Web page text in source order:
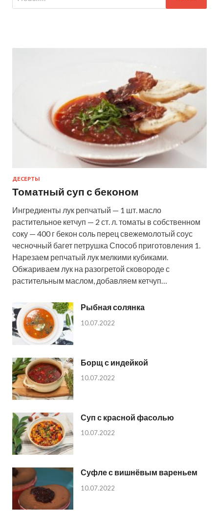
ДЕСЕРТЫ
Томатный суп с беконом
Ингредиенты лук репчатый — 1 шт. масло
растительное кетчуп — 2 ст. л. томаты в собственном
соку — 400 г бекон соль перец свежемолотый соус
чесночный багет петрушка Способ приготовления 1.
Нарезаем репчатый лук мелкими кубиками.
Обжариваем лук на разогретой сковороде с
растительным маслом, добавляем кетчуп…
Рыбная солянка
10.07.2022
Борщ с индейкой
10.07.2022
Суп с красной фасолью
10.07.2022
Суфле с вишнёвым вареньем
10.07.2022